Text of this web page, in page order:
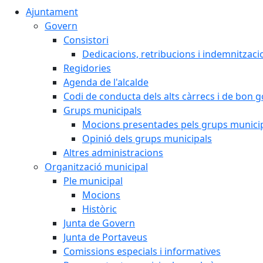
Ajuntament
Govern
Consistori
Dedicacions, retribucions i
Regidories
Agenda de l'alcalde
Codi de conducta dels alts càrrecs i de bon
Grups municipals
Mocions presentades pels grups
Opinió dels grups municipals
Altres administracions
Organització municipal
Ple municipal
Mocions
Històric
Junta de Govern
Junta de Portaveus
Comissions especials i informatives